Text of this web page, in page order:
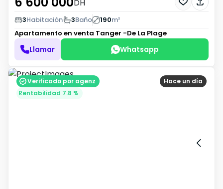
DH
3Habitación 3Baño 190m²
Apartamento en venta Tanger -De La Plage
Llamar Whatsapp
Hace un día
Verificado por agenz
Rentabilidad 7.8 %